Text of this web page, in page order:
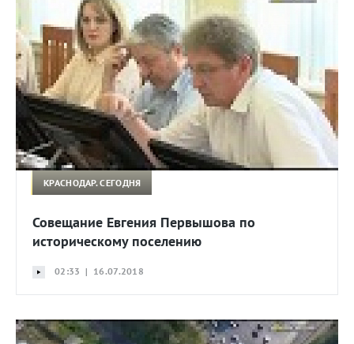
КРАСНОДАР. СЕГОДНЯ
Совещание Евгения Первышова по
историческому поселению
02:33 | 16.07.2018